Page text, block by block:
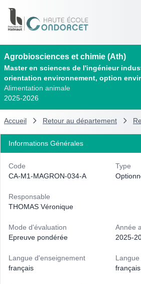
Agrobiosciences et chimie (Ath)
Master en sciences de l'ingénieur
orientation environnement, option
Alimentation animale
2025-2026
Accueil Retour au département
Informations Générales
Code
CA-M1-MAGRON-034-A
Type
Responsable
THOMAS Véronique
Mode d'évaluation
Epreuve pondérée
Année
2025-
Langue d'enseignement
français
français